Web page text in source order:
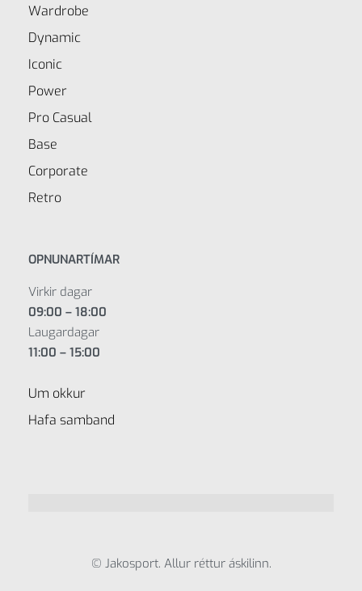
Wardrobe
Dynamic
Iconic
Power
Pro Casual
Base
Corporate
Retro
OPNUNARTÍMAR
Virkir dagar
09:00 – 18:00
Laugardagar
11:00 – 15:00
Um okkur
Hafa samband
© Jakosport. Allur réttur áskilinn.